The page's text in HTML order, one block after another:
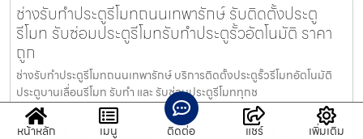
ช่างรับทำประตูรีโมทถนนเทพารักษ์ รับติดตั้งประตู
รีโมท รับซ่อมประตูรีโมทรับทำประตูรั้วอัตโนมัติ ราคา
ถูก
ช่างรับทำประตูรีโมทถนนเทพารักษ์ บริการติดตั้งประตูรั้วรีโมทอัตโนมัติ
ประตูบานเลื่อนรีโมท รับทำ และ รับซ่อมประตูรีโมททุกช
หน้าหลัก เมนู ติดต่อ แชร์ เพิ่มเติม